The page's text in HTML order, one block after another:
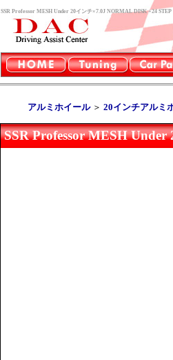
SSR Professor MESH Under 20インチ×7.0J NORMAL DISK +24
アルミホイール＞ 20インチアルミ
SSR Professor MESH